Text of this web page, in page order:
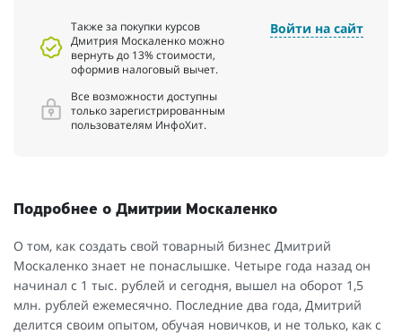
Также за покупки курсов
Дмитрия Москаленко можно
вернуть до 13% стоимости,
оформив налоговый вычет.
Все возможности доступны
только зарегистрированным
пользователям ИнфоХит.
Войти на сайт
Подробнее о Дмитрии Москаленко
О том, как создать свой товарный бизнес Дмитрий
Москаленко знает не понаслышке. Четыре года назад он
начинал с 1 тыс. рублей и сегодня, вышел на оборот 1,5
млн. рублей ежемесячно. Последние два года, Дмитрий
делится своим опытом, обучая новичков, и не только, как с